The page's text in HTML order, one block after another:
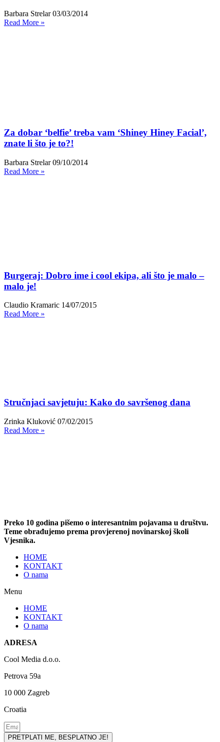
Barbara Strelar03/03/2014
Read More »
Za dobar ‘belfie’ treba vam ‘Shiney Hiney Facial’,
znate li što je to?!
Barbara Strelar09/10/2014
Read More »
Burgeraj: Dobro ime i cool ekipa, ali što je malo –
malo je!
Claudio Kramaric 14/07/2015
Read More »
Stručnjaci savjetuju: Kako do savršenog dana
Zrinka Kluković 07/02/2015
Read More »
Preko 10 godina pišemo o interesantnim pojavama u društvu.
Teme obrađujemo prema provjerenoj novinarskoj školi
Vjesnika.
HOME
KONTAKT
O nama
Menu
HOME
KONTAKT
O nama
ADRESA
Cool Media d.o.o.
Petrova 59a
10 000 Zagreb
Croatia
PRETPLATI ME, BESPLATNO JE!